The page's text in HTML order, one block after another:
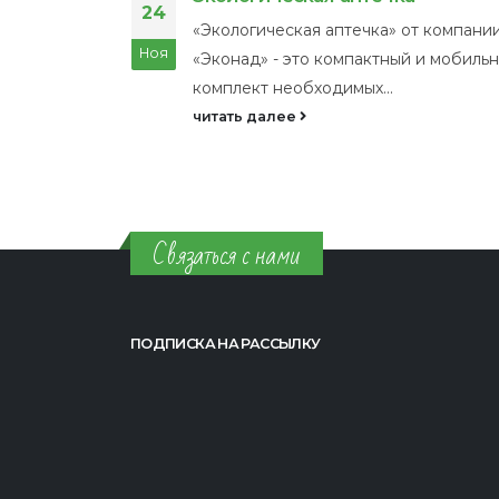
09
Ноя
Разлившаяся нефть зачастую
колоссальным последствиям для
среды, как к...
читать далее
Связаться с нами
ПОДПИСКА НА РАССЫЛКУ